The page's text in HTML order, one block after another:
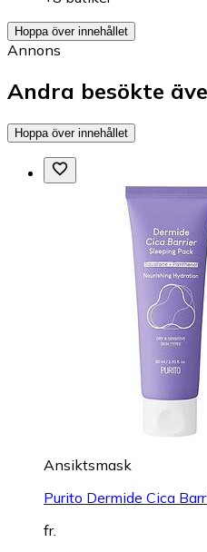
Hoppa över innehållet
Annons
Andra besökte
Hoppa över innehållet
Ansiktsmask
Purito Dermide Cica
fr.